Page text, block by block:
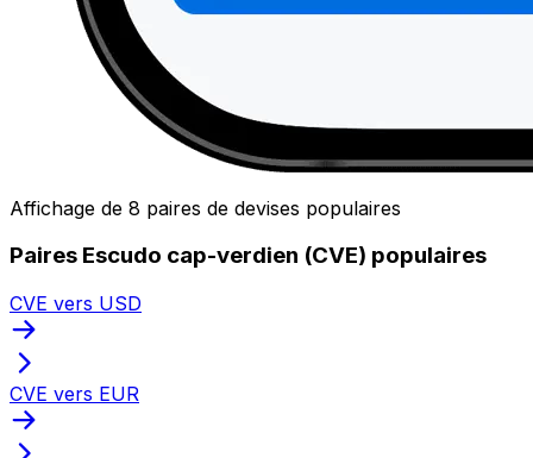
Affichage de 8 paires de devises populaires
Paires Escudo cap-verdien (CVE) populaires
CVE vers USD
CVE vers EUR